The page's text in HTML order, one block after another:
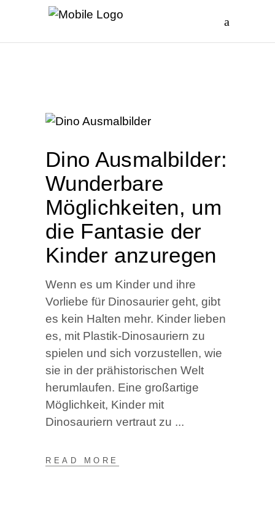
Dino Ausmalbilder:
Wunderbare
Möglichkeiten, um
die Fantasie der
Kinder anzuregen
Wenn es um Kinder und ihre
Vorliebe für Dinosaurier geht, gibt
es kein Halten mehr. Kinder lieben
es, mit Plastik-Dinosauriern zu
spielen und sich vorzustellen, wie
sie in der prähistorischen Welt
herumlaufen. Eine großartige
Möglichkeit, Kinder mit
Dinosauriern vertraut zu
READ MORE